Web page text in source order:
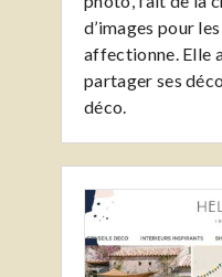
d’images pour
affectionne. Elle
partager ses
déco.